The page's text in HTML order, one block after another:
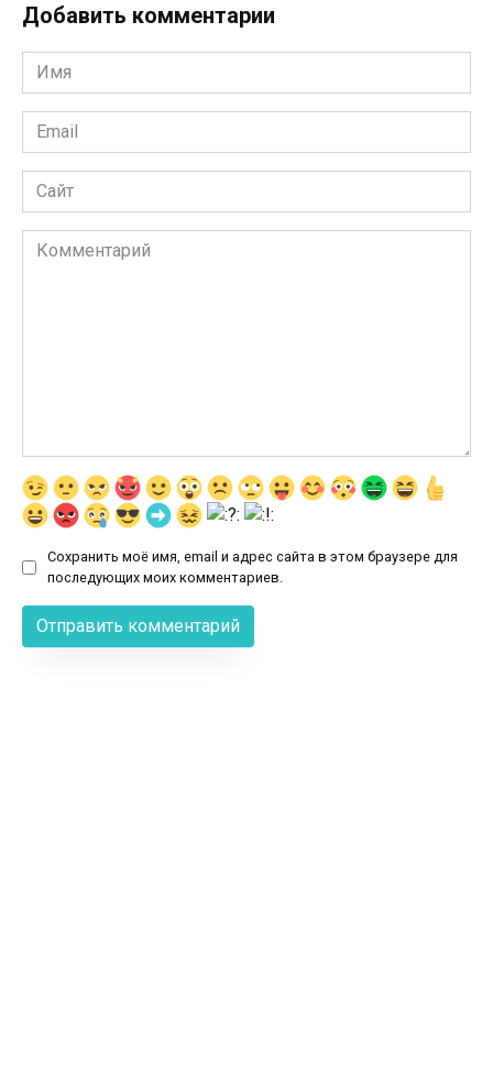
Добавить комментарии
Имя
*
Email
*
Сайт
Комментарий
Сохранить моё имя, email и адрес сайта в этом браузере для
последующих моих комментариев.